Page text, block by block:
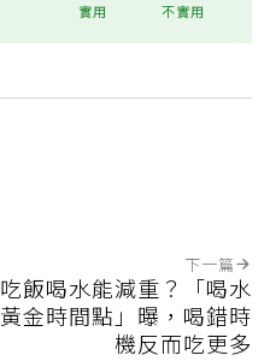
實用 不實用
下一篇
吃飯喝水能減重？「喝水
黃金時間點」曝，喝錯時
機反而吃更多